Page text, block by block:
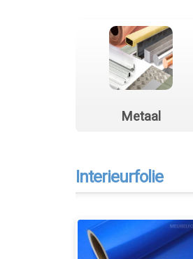
Metaal
Interieurfolie